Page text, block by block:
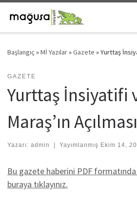
Skip to content
Başlangıç »Mİ Yazılar»Gazete »Yurttaş
GAZETE
Yurttaş İnsiyatifi
Maraş’ın Açılması
Yazarı: admin | Yayımlanmış Ekim 14,
Bu gazete haberini PDF
buraya tıklayınız.